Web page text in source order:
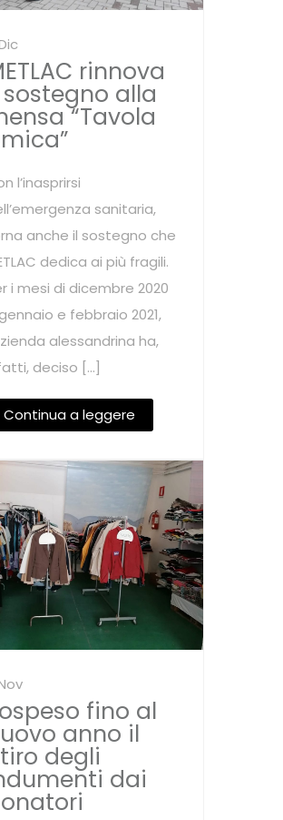
rinnova
alla
“Tavola
l’inasprirsi
sanitaria,
anche il sostegno che
dedica ai più fragili.
i mesi di dicembre 2020
e febbraio 2021,
alessandrina ha,
deciso […]
Continua a leggere
fino al
anno il
degli
dai